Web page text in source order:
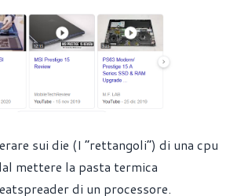
sui die (I “rettangoli”) di una cpu
mettere la pasta termica
di un processore.